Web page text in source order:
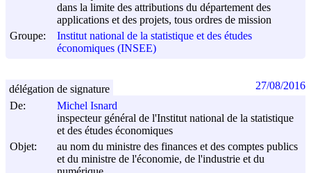
dans la limite des attributions du département des
applications et des projets, tous ordres de mission
Groupe:
Institut national de la statistique et des études
économiques (INSEE)
De:
Michel Isnard
inspecteur général de l'Institut national de la statistique
et des études économiques
Objet:
au nom du ministre des finances et des comptes publics
et du ministre de l'économie, de l'industrie et du
délégation de signature 27/08/2016